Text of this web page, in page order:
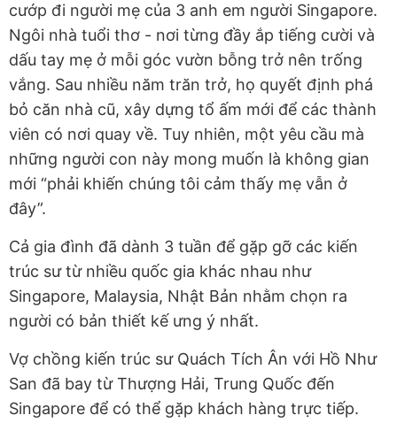
cướp đi người mẹ của 3 anh em người Singapore.
Ngôi nhà tuổi thơ - nơi từng đầy ắp tiếng cười và
dấu tay mẹ ở mỗi góc vườn bỗng trở nên trống
vắng. Sau nhiều năm trăn trở, họ quyết định phá
bỏ căn nhà cũ, xây dựng tổ ấm mới để các thành
viên có nơi quay về. Tuy nhiên, một yêu cầu mà
những người con này mong muốn là không gian
mới “phải khiến chúng tôi cảm thấy mẹ vẫn ở
đây”.
Cả gia đình đã dành 3 tuần để gặp gỡ các kiến
trúc sư từ nhiều quốc gia khác nhau như
Singapore, Malaysia, Nhật Bản nhằm chọn ra
người có bản thiết kế ưng ý nhất.
Vợ chồng kiến trúc sư Quách Tích Ân với Hồ Như
San đã bay từ Thượng Hải, Trung Quốc đến
Singapore để có thể gặp khách hàng trực tiếp.